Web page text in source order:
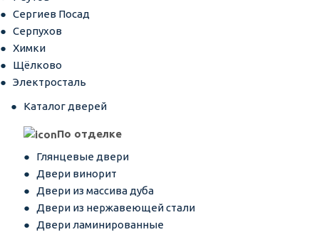
Сергиев Посад
Серпухов
Химки
Щёлково
Электросталь
Каталог дверей
По отделке
Глянцевые двери
Двери винорит
Двери из массива дуба
Двери из нержавеющей стали
Двери ламинированные